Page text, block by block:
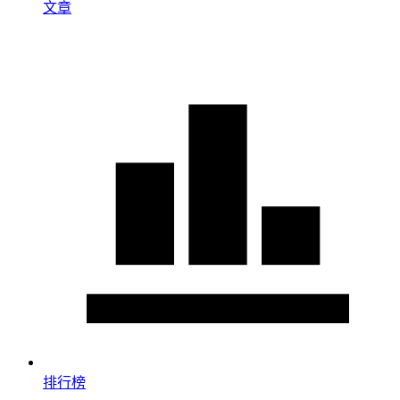
文章
排行榜